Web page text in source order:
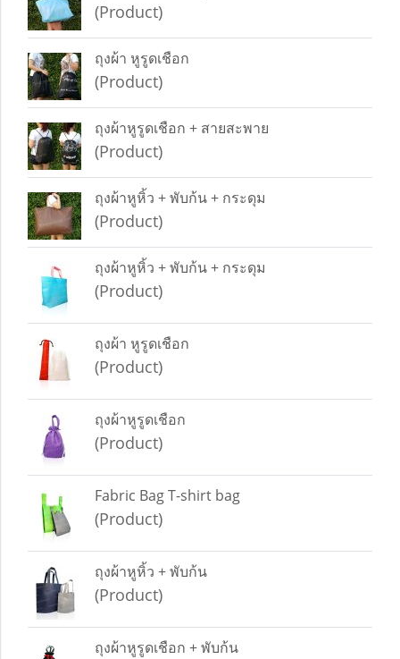
(Product)
ถุงผ้า หูรูดเชือก
(Product)
ถุงผ้าหูรูดเชือก + สายสะพาย
(Product)
ถุงผ้าหูหิ้ว + พับก้น + กระดุม
(Product)
ถุงผ้าหูหิ้ว + พับก้น + กระดุม
(Product)
ถุงผ้า หูรูดเชือก
(Product)
ถุงผ้าหูรูดเชือก
(Product)
Fabric Bag T-shirt bag
(Product)
ถุงผ้าหูหิ้ว + พับก้น
(Product)
ถุงผ้าหูรูดเชือก + พับก้น